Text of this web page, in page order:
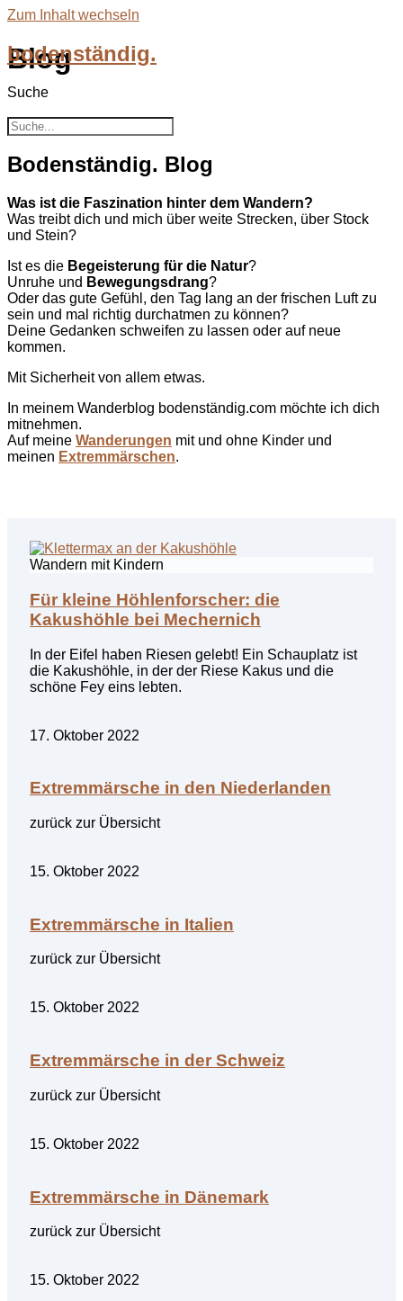
Zum Inhalt wechseln
bodenständig.
Suche
Blog
Bodenständig. Blog
Was ist die Faszination hinter dem Wandern?
Was treibt dich und mich über weite Strecken, über Stock
und Stein?
Ist es die Begeisterung für die Natur?
Unruhe und Bewegungsdrang?
Oder das gute Gefühl, den Tag lang an der frischen Luft zu
sein und mal richtig durchatmen zu können?
Deine Gedanken schweifen zu lassen oder auf neue
kommen.
Mit Sicherheit von allem etwas.
In meinem Wanderblog bodenständig.com möchte ich dich
mitnehmen.
Auf meine Wanderungen mit und ohne Kinder und
meinen Extremmärschen.
Wandern mit Kindern
Für kleine Höhlenforscher: die
Kakushöhle bei Mechernich
In der Eifel haben Riesen gelebt! Ein Schauplatz ist
die Kakushöhle, in der der Riese Kakus und die
schöne Fey eins lebten.
17. Oktober 2022
Extremmärsche in den Niederlanden
zurück zur Übersicht
15. Oktober 2022
Extremmärsche in Italien
zurück zur Übersicht
15. Oktober 2022
Extremmärsche in der Schweiz
zurück zur Übersicht
15. Oktober 2022
Extremmärsche in Dänemark
zurück zur Übersicht
15. Oktober 2022